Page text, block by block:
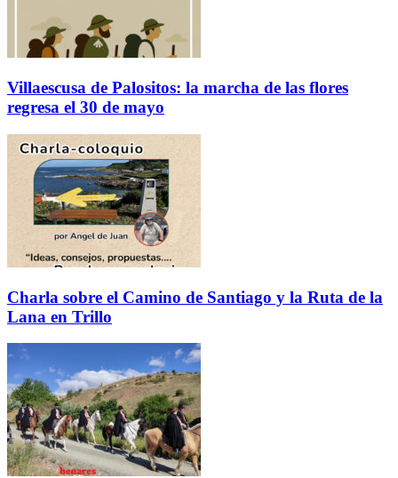
Villaescusa de Palositos: la marcha de las flores
regresa el 30 de mayo
Charla sobre el Camino de Santiago y la Ruta de la
Lana en Trillo